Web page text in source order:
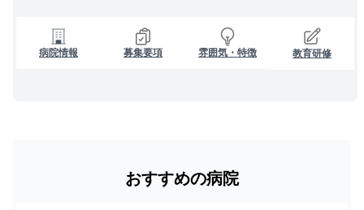
病院情報 募集要項 雰囲気・特徴 教育研修
おすすめの病院